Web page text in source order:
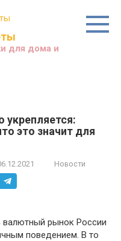
для дома и
укрепляется:
это значит для
Новости
валютный рынок России
поведением. В то